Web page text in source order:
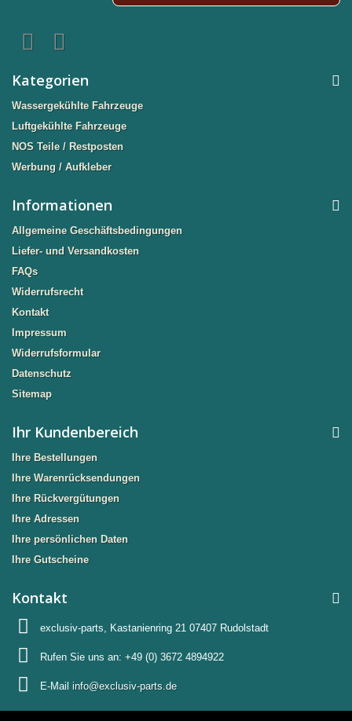
Kategorien
Wassergekühlte Fahrzeuge
Luftgekühlte Fahrzeuge
NOS Teile / Restposten
Werbung / Aufkleber
Informationen
Allgemeine Geschäftsbedingungen
Liefer- und Versandkosten
FAQs
Widerrufsrecht
Kontakt
Impressum
Widerrufsformular
Datenschutz
Sitemap
Ihr Kundenbereich
Ihre Bestellungen
Ihre Warenrücksendungen
Ihre Rückvergütungen
Ihre Adressen
Ihre persönlichen Daten
Ihre Gutscheine
Kontakt
exclusiv-parts, Kastanienring 21 07407 Rudolstadt
Rufen Sie uns an: +49 (0) 3672 4894922
E-Mail info@exclusiv-parts.de